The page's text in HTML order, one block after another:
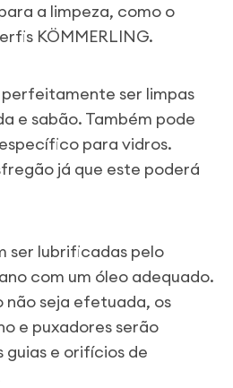
a limpeza, como o
KÖMMERLING.
ser limpas
e sabão. Também pode
para vidros.
já que este poderá
ser lubrificadas pelo
com um óleo adequado.
seja efetuada, os
e puxadores serão
e orifícios de